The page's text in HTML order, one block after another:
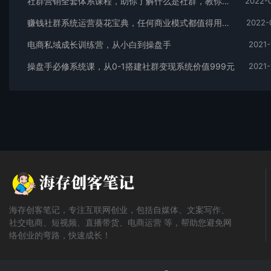
赚钱社群系统运营葵花宝典，任何商业模式都值得用社群再玩一遍 2022-
电商私域成长训练营，从小白到操盘手
操盘手必修系统课，从0-1搭建社群变现系统价值999元
海存创客笔记，专注互联网创业，包括自媒体、文案写作、
社交电商、短视频、直播带货、电商运营 等，帮助您避免网
络创业的弯路，快速成长！